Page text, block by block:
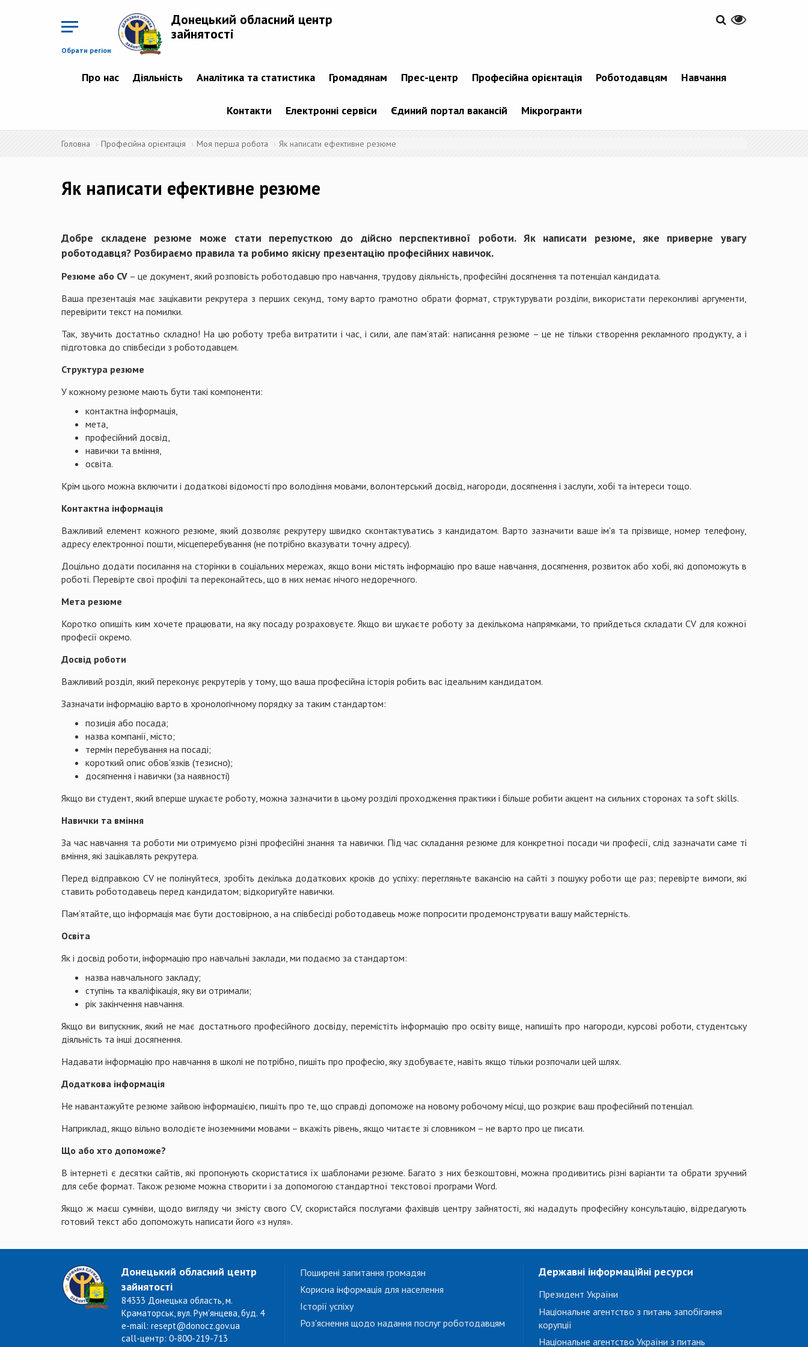
Обрати регіон
Донецький обласний центр
зайнятості
Про нас Діяльність Аналітика та статистика Громадянам Прес-центр Професійна орієнтація Роботодавцям Навчання
Контакти Електронні сервіси Єдиний портал вакансій Мікрогранти
Головна Професійна орієнтація Моя перша робота Як написати ефективне резюме
Як написати ефективне резюме
Добре складене резюме може стати перепусткою до дійсно перспективної роботи. Як написати резюме, яке приверне увагу
роботодавця? Розбираємо правила та робимо якісну презентацію професійних навичок.
Резюме або CV – це документ, який розповість роботодавцю про навчання, трудову діяльність, професійні досягнення та потенціал кандидата.
Ваша презентація має зацікавити рекрутера з перших секунд, тому варто грамотно обрати формат, структурувати розділи, використати переконливі аргументи,
перевірити текст на помилки.
Так, звучить достатньо складно! На цю роботу треба витратити і час, і сили, але пам’ятай: написання резюме – це не тільки створення рекламного продукту, а і
підготовка до співбесіди з роботодавцем.
Структура резюме
У кожному резюме мають бути такі компоненти:
контактна інформація,
мета,
професійний досвід,
навички та вміння,
освіта.
Крім цього можна включити і додаткові відомості про володіння мовами, волонтерський досвід, нагороди, досягнення і заслуги, хобі та інтереси тощо.
Контактна інформація
Важливий елемент кожного резюме, який дозволяє рекрутеру швидко сконтактуватись з кандидатом. Варто зазначити ваше ім'я та прізвище, номер телефону,
адресу електронної пошти, місцеперебування (не потрібно вказувати точну адресу).
Доцільно додати посилання на сторінки в соціальних мережах, якщо вони містять інформацію про ваше навчання, досягнення, розвиток або хобі, які допоможуть в
роботі. Перевірте свої профілі та переконайтесь, що в них немає нічого недоречного.
Мета резюме
Коротко опишіть ким хочете працювати, на яку посаду розраховуєте. Якщо ви шукаєте роботу за декількома напрямками, то прийдеться складати CV для кожної
професії окремо.
Досвід роботи
Важливий розділ, який переконує рекрутерів у тому, що ваша професійна історія робить вас ідеальним кандидатом.
Зазначати інформацію варто в хронологічному порядку за таким стандартом:
позиція або посада;
назва компанії, місто;
термін перебування на посаді;
короткий опис обов'язків (тезисно);
досягнення і навички (за наявності)
Якщо ви студент, який вперше шукаєте роботу, можна зазначити в цьому розділі проходження практики і більше робити акцент на сильних сторонах та soft skills.
Навички та вміння
За час навчання та роботи ми отримуємо різні професійні знання та навички. Під час складання резюме для конкретної посади чи професії, слід зазначати саме ті
вміння, які зацікавлять рекрутера.
Перед відправкою CV не полінуйтеся, зробіть декілька додаткових кроків до успіху: перегляньте вакансію на сайті з пошуку роботи ще раз; перевірте вимоги, які
ставить роботодавець перед кандидатом; відкоригуйте навички.
Пам’ятайте, що інформація має бути достовірною, а на співбесіді роботодавець може попросити продемонструвати вашу майстерність.
Освіта
Як і досвід роботи, інформацію про навчальні заклади, ми подаємо за стандартом:
назва навчального закладу;
ступінь та кваліфікація, яку ви отримали;
рік закінчення навчання.
Якщо ви випускник, який не має достатнього професійного досвіду, перемістіть інформацію про освіту вище, напишіть про нагороди, курсові роботи, студентську
діяльність та інші досягнення.
Надавати інформацію про навчання в школі не потрібно, пишіть про професію, яку здобуваєте, навіть якщо тільки розпочали цей шлях.
Додаткова інформація
Не навантажуйте резюме зайвою інформацією, пишіть про те, що справді допоможе на новому робочому місці, що розкриє ваш професійний потенціал.
Наприклад, якщо вільно володієте іноземними мовами – вкажіть рівень, якщо читаєте зі словником – не варто про це писати.
Що або хто допоможе?
В інтернеті є десятки сайтів, які пропонують скористатися їх шаблонами резюме. Багато з них безкоштовні, можна продивитись різні варіанти та обрати зручний
для себе формат. Також резюме можна створити і за допомогою стандартної текстової програми Word.
Якщо ж маєш сумніви, щодо вигляду чи змісту свого CV, скористайся послугами фахівців центру зайнятості, які нададуть професійну консультацію, відредагують
готовий текст або допоможуть написати його «з нуля».
Донецький обласний центр
зайнятості
84333 Донецька область, м.
Краматорськ, вул. Рум'янцева, буд. 4
e-mail: resept@donocz.gov.ua
call-центр: 0-800-219-713
Поширені запитання громадян
Корисна інформація для населення
Історії успіху
Роз'яснення щодо надання послуг роботодавцям
Державні інформаційні ресурси
Президент України
Національне агентство з питань запобігання
корупції
Національне агентство України з питань